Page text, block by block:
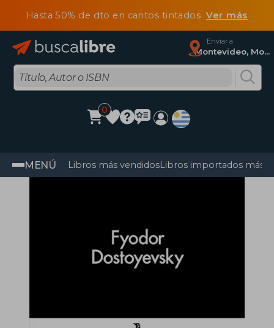
Hasta 50% de dto en cantos tintadosVer más
Enviar a
Montevideo, Montevideo
0
MENÚ Libros más vendidosLibros importados más